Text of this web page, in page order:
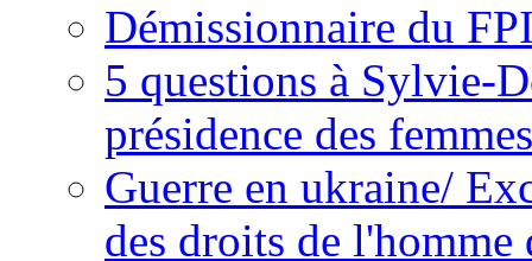
Démissionnaire du
5 questions à Sylvie-
présidence des
Guerre en ukraine/
des droits de